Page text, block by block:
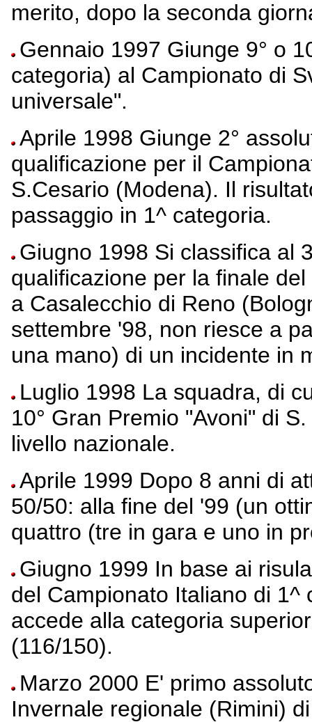
merito, dopo la seconda
Gennaio 1997 Giunge 9° o
categoria) al Campionato di
universale".
Aprile 1998 Giunge 2°
qualificazione per il
S.Cesario (Modena). Il
passaggio in 1^ categoria.
Giugno 1998 Si classifica al
qualificazione per la finale
a Casalecchio di Reno
settembre '98, non riesce a
una mano) di un incidente in
Luglio 1998 La squadra, di
10° Gran Premio "Avoni" di
livello nazionale.
Aprile 1999 Dopo 8 anni di
50/50: alla fine del '99 (un
quattro (tre in gara e uno in
Giugno 1999 In base ai
del Campionato Italiano di 1^
accede alla categoria
(116/150).
Marzo 2000 E' primo
Invernale regionale (Rimini)